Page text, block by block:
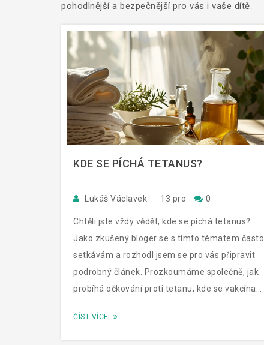
pohodlnější a bezpečnější pro vás i vaše dítě.
KDE SE PÍCHÁ TETANUS?
Lukáš Václavek 13 pro 0
Chtěli jste vždy vědět, kde se píchá tetanus?
Jako zkušený bloger se s tímto tématem často
setkávám a rozhodl jsem se pro vás připravit
podrobný článek. Prozkoumáme společně, jak
probíhá očkování proti tetanu, kde se vakcína
vám příjemné čtení a doufám, že se dozvíte
ČÍST VÍCE